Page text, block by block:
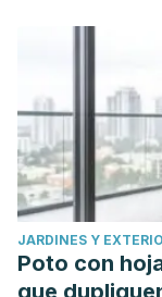
https://doi.org/
MedlinePlus
https://
Accessed 06/
Peterson, D. M.
science
(2),
https://doi.org/
06/03/2020.
JARDINES Y
Poto con
que